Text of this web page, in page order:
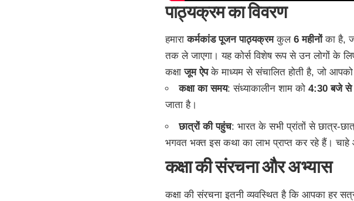
पाठ्यक्रम का विवरण
हमाराकर्मकांड पूजन पाठ्यक्रमकुल 6 महीनोंका है,
तक ले जाएगा। यह कोर्स विशेष रूप से उन लोगों के
कक्षाजूम ऐपके माध्यम से संचालित होती है, जो आपको
कक्षा का समय: संध्याकालीन शाम को 4:30 बजे
जाता है।
छात्रों की पहुंच: भारत के सभी प्रांतों से छात्र-
भगवत भक्त इस कथा का लाभ प्राप्त कर रहे हैं। चाहे
कक्षा की संरचना और अभ्यास
कक्षा की संरचना इतनी व्यवस्थित है कि आपका हर